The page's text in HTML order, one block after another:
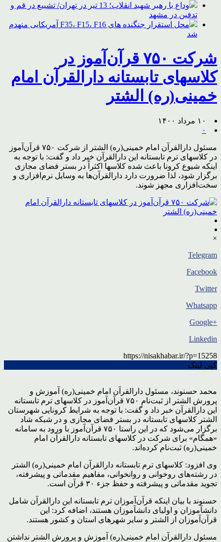
وداع با رهبر شهید انقلاب؛ 13 تیر در تهران/ تشییع در قم و
تدفین در مشهد
محل استقرار جنگنده های F35، F15، F16 آمریکایی منهدم
شد
شرکت ۷۵۰ قرآن‌آموز در
کلاس‎های تابستانه دارالقرآن امام
خمینی(ره) الشتر
۱۰ مرداد ۱۴۰۰
۰
مسئول دارالقرآن امام خمینی(ره) الشتر از شرکت ۷۵۰ قرآن‌آموز
در کلاس‎های ترم تابستانه این دارالقرآن خبر داد و گفت: با توجه به
اینکه شیوع کرونا باعث شده کلاس‎ها اکثراً در بستر فضای مجازی
برگزار شود، لذا ضرورت دارد دارالقرآن‌ها به وسایل نرم‌افزاری و
سخت‌افزاری مجهز شوند.
×
Telegram
Facebook
Twitter
Whatsapp
+Google
Linkedin
https://nisakhabar.ir/?p=15258
کپی لینک
محمد حسنوند، مسئول دارالقرآن امام خمینی(ره) آموزش و
پرورش الشتر از ثبت‌نام ۷۵۰ قرآن‌آموز در کلاس‎های ترم تابستانه
این دارالقرآن خبر داد و گفت: با توجه به شرایط کرونایی شهرستان
الشتر کلاس‎های تابستانه در بستر فضای مجازی و در شبکه شاد
برگزار می‏‌شود که در این راستا ۷۵۰ قرآن‌آموز با ورود به سامانه
«همگام» برای شرکت در کلاس‎های تابستانه دارالقرآن امام
خمینی(ره) ثبت‌نام کرده‌اند.
وی افزود: کلاس‎های ترم تابستانه دارالقرآن امام خمینی(ره) الشتر
در رشته‌های روخوانی و روانخوانی، مفاهیم مقدماتی و پیشرفته،
تجوید مقدماتی و پیشرفته و حفظ جزء ۳۰ قرآن است.
حسنوند با بیان اینکه قرآن‌آموزان ترم تابستانه این دارالقرآن شامل
دانش‎آموزان و اولیای دانش‎آموزان هستند، اضافه کرد: این
قرآن‌آموزان از الشتر و سایر شهرهای استان و کشور هستند.
مسئول دارالقرآن امام خمینی(ره) آموزش و پرورش الشتر نداشتن